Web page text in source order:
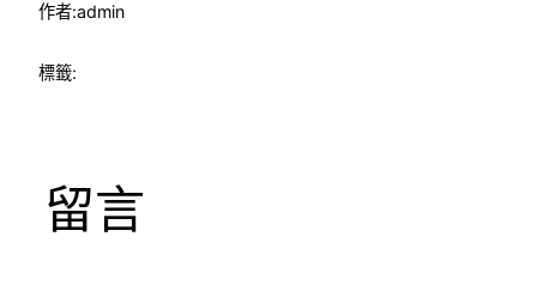
作者:admin
標籤:
留言